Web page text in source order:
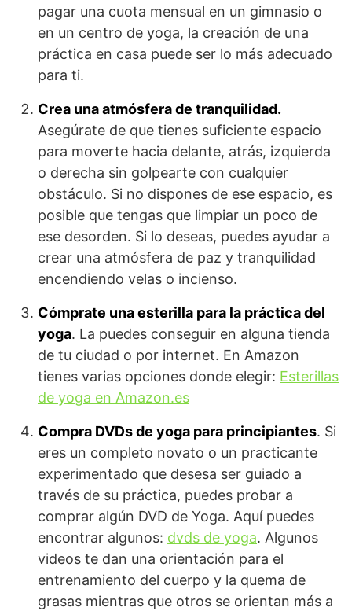
pagar una cuota mensual en un gimnasio o
en un centro de yoga, la creación de una
práctica en casa puede ser lo más adecuado
para ti.
Crea una atmósfera de tranquilidad.
Asegúrate de que tienes suficiente espacio
para moverte hacia delante, atrás, izquierda
o derecha sin golpearte con cualquier
obstáculo. Si no dispones de ese espacio, es
posible que tengas que limpiar un poco de
ese desorden. Si lo deseas, puedes ayudar a
crear una atmósfera de paz y tranquilidad
encendiendo velas o incienso.
Cómprate una esterilla para la práctica del
yoga. La puedes conseguir en alguna tienda
de tu ciudad o por internet. En Amazon
tienes varias opciones donde elegir: Esterillas
de yoga en Amazon.es
Compra DVDs de yoga para principiantes. Si
eres un completo novato o un practicante
experimentado que desesa ser guiado a
través de su práctica, puedes probar a
comprar algún DVD de Yoga. Aquí puedes
encontrar algunos: dvds de yoga. Algunos
videos te dan una orientación para el
entrenamiento del cuerpo y la quema de
grasas mientras que otros se orientan más a